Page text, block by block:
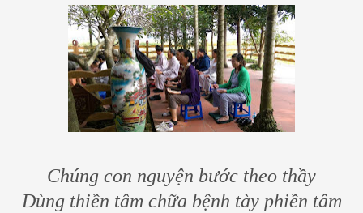
Chúng con nguyện bước theo thầy
Dùng thiền tâm chữa bệnh tày phiền tâm